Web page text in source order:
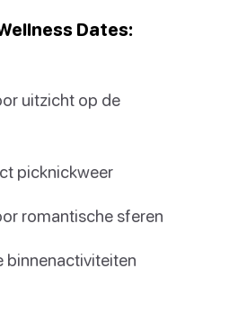
Dates:
uitzicht op de
picknickweer
romantische sferen
binnenactiviteiten